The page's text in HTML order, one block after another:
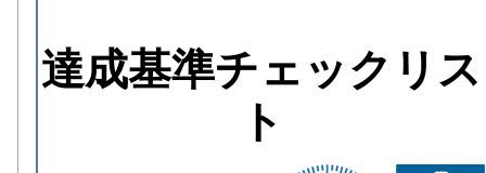
達成基準チェックリス
ト